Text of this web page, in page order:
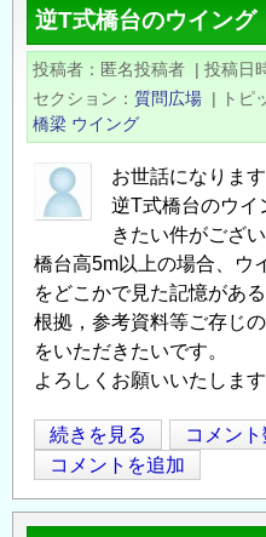
く
ず
逆T式橋台のウイング
投稿者 匿名投稿者 | 投稿日
セクション
質問広場 | トピ
橋梁 ウイング
お世話になります
逆T式橋台のウイ
きたい件がござい
橋台高5m以上の場合、ウ
をどこかで見た記憶があ
根拠，参考資料等ご存じ
をいただきたいです。
よろしくお願いいたします
逆
T
式
橋
続きを見る
コメント
コメントを追加